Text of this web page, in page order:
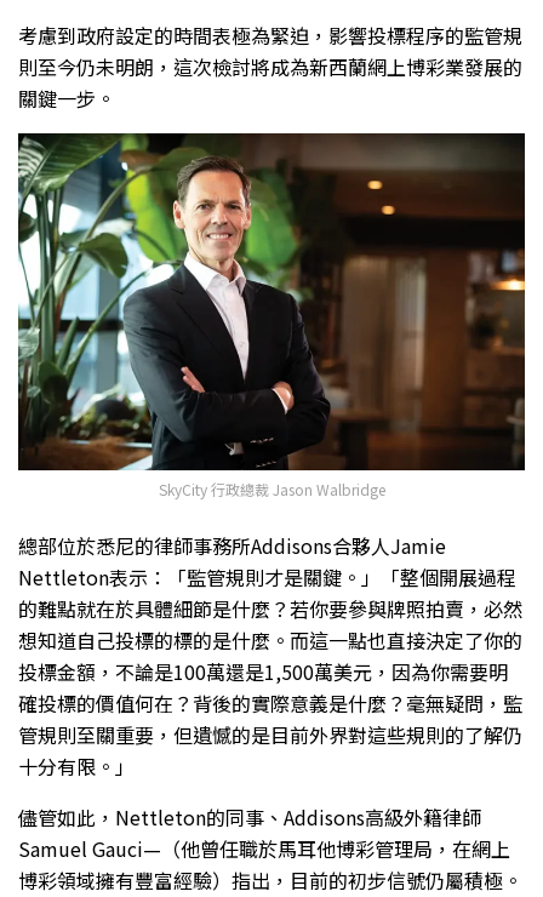
考慮到政府設定的時間表極為緊迫，影響投標程序的監管規
則至今仍未明朗，這次檢討將成為新西蘭網上博彩業發展的
關鍵一步。
SkyCity 行政總裁 Jason Walbridge
總部位於悉尼的律師事務所Addisons合夥人Jamie
Nettleton表示：「監管規則才是關鍵。」「整個開展過程
的難點就在於具體細節是什麼？若你要參與牌照拍賣，必然
想知道自己投標的標的是什麼。而這一點也直接決定了你的
投標金額，不論是100萬還是1,500萬美元，因為你需要明
確投標的價值何在？背後的實際意義是什麼？毫無疑問，監
管規則至關重要，但遺憾的是目前外界對這些規則的了解仍
十分有限。」
儘管如此，Nettleton的同事、Addisons高級外籍律師
Samuel Gauci—（他曾任職於馬耳他博彩管理局，在網上
博彩領域擁有豐富經驗）指出，目前的初步信號仍屬積極。